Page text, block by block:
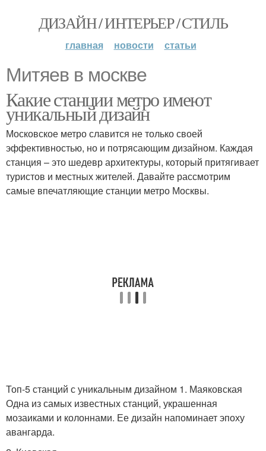
ДИЗАЙН / ИНТЕРЬЕР / СТИЛЬ
главная новости статьи
Митяев в москве
Какие станции метро имеют
уникальный дизайн
Московское метро славится не только своей
эффективностью, но и потрясающим дизайном. Каждая
станция – это шедевр архитектуры, который притягивает
туристов и местных жителей. Давайте рассмотрим
самые впечатляющие станции метро Москвы.
Топ-5 станций с уникальным дизайном 1. Маяковская
Одна из самых известных станций, украшенная
мозаиками и колоннами. Ее дизайн напоминает эпоху
авангарда.